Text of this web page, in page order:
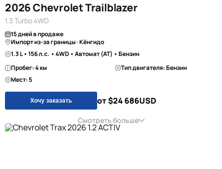
2026 Chevrolet Trailblazer
1.3 Turbo 4WD
15 дней в продаже
Импорт из-за границы · Кёнгидо
1.3 L • 156 л.с. • 4WD • Автомат (AT) • Бензин
Пробег: 4 км
Тип двигателя: Бензин
Мест: 5
Хочу заказать от $24 686USD
Смотреть больше